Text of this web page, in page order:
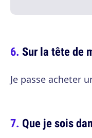
Sur la tête de
Je passe acheter
Que je sois